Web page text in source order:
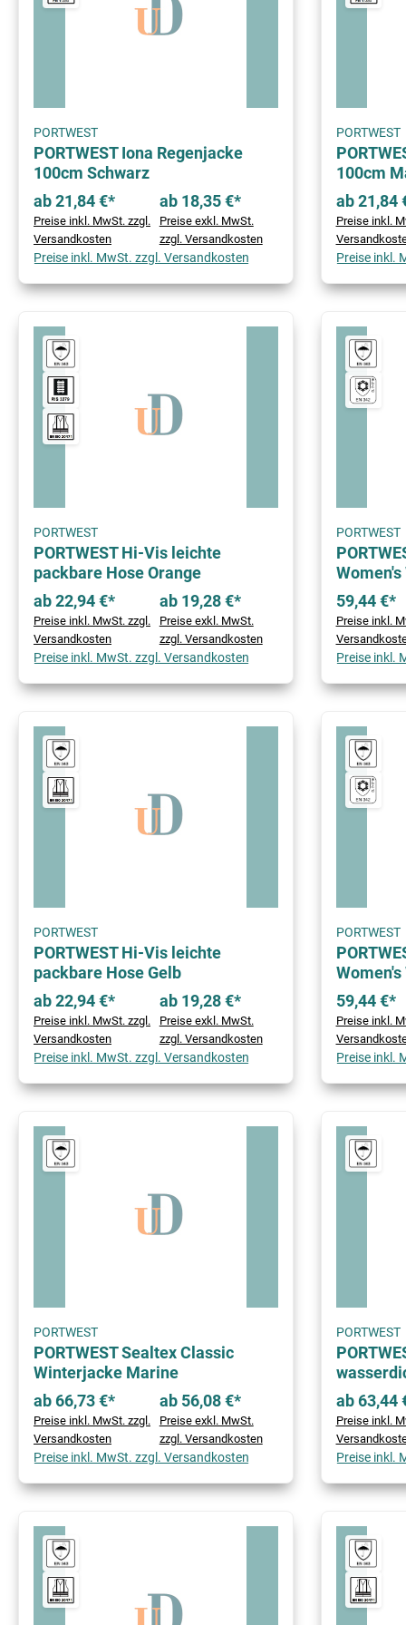
PORTWEST
PORTWEST Iona Regenjacke
100cm Schwarz
ab 21,84 €*
Preise inkl. MwSt. zzgl.
Versandkosten
ab 18,35 €*
Preise exkl. MwSt.
zzgl. Versandkosten
Preise inkl. MwSt. zzgl. Versandkosten
PORTWEST
100cm
ab 21,84
Preise inkl.
Preise inkl.
PORTWEST
PORTWEST Hi-Vis leichte
packbare Hose Orange
ab 22,94 €*
Preise inkl. MwSt. zzgl.
Versandkosten
ab 19,28 €*
Preise exkl. MwSt.
zzgl. Versandkosten
Preise inkl. MwSt. zzgl. Versandkosten
PORTWEST
59,44 €*
Preise inkl.
Preise inkl.
PORTWEST
PORTWEST Hi-Vis leichte
packbare Hose Gelb
ab 22,94 €*
Preise inkl. MwSt. zzgl.
Versandkosten
ab 19,28 €*
Preise exkl. MwSt.
zzgl. Versandkosten
Preise inkl. MwSt. zzgl. Versandkosten
PORTWEST
59,44 €*
Preise inkl.
Preise inkl.
PORTWEST
PORTWEST Sealtex Classic
Winterjacke Marine
ab 66,73 €*
Preise inkl. MwSt. zzgl.
Versandkosten
ab 56,08 €*
Preise exkl. MwSt.
zzgl. Versandkosten
Preise inkl. MwSt. zzgl. Versandkosten
PORTWEST
ab 63,44
Preise inkl.
Preise inkl.